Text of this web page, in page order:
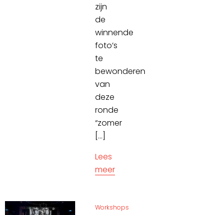
zijn
de
winnende
foto’s
te
bewonderen
van
deze
ronde
“zomer
[…]
Lees
meer
Workshops